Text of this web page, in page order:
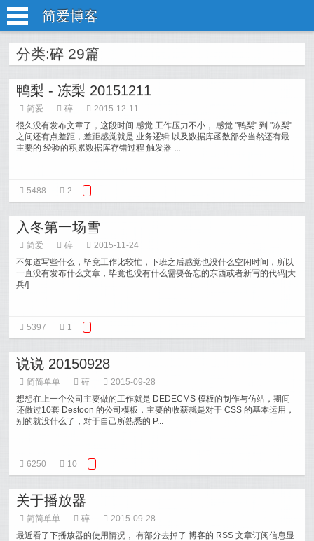
简爱博客
分类:碎 29篇
鸭梨 - 冻梨 20151211
简爱 碎
2015-12-11
很久没有发布文章了，这段时间 感觉 工作压力不小， 感觉 "鸭梨" 到 "冻梨"
之间还有点差距，差距感觉就是 业务逻辑 以及数据库函数部分当然还有最
主要的 经验的积累数据库存错过程 触发器 ...
5488 2
入冬第一场雪
简爱 碎
2015-11-24
不知道写些什么，毕竟工作比较忙，下班之后感觉也没什么空闲时间，所以
一直没有发布什么文章，毕竟也没有什么需要备忘的东西或者新写的代码[大
兵/]
5397 1
说说 20150928
简简单单 碎
2015-09-28
想想在上一个公司主要做的工作就是 DEDECMS 模板的制作与仿站，期间
还做过10套 Destoon 的公司模板，主要的收获就是对于 CSS 的基本运用，
别的就没什么了，对于自己所熟悉的 P...
6250 10
关于播放器
简简单单 碎
2015-09-28
最近看了下播放器的使用情况， 有部分去掉了 博客的 RSS 文章订阅信息显